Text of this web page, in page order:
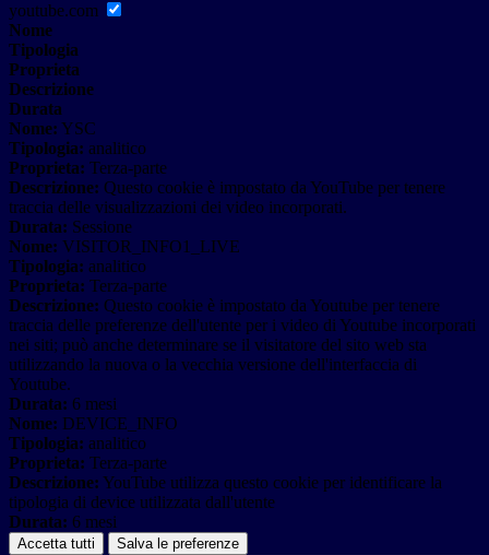
youtube.com
Nome
Tipologia
Proprieta
Descrizione
Durata
Nome: YSC
Tipologia: analitico
Proprieta: Terza-parte
Descrizione: Questo cookie è impostato da YouTube per tenere
traccia delle visualizzazioni dei video incorporati.
Durata: Sessione
Nome: VISITOR_INFO1_LIVE
Tipologia: analitico
Proprieta: Terza-parte
Descrizione: Questo cookie è impostato da Youtube per tenere
traccia delle preferenze dell'utente per i video di Youtube incorporati
nei siti; può anche determinare se il visitatore del sito web sta
utilizzando la nuova o la vecchia versione dell'interfaccia di
Youtube.
Durata: 6 mesi
Nome: DEVICE_INFO
Tipologia: analitico
Proprieta: Terza-parte
Descrizione: YouTube utilizza questo cookie per identificare la
tipologia di device utilizzata dall'utente
Durata: 6 mesi
Accetta tutti Salva le preferenze